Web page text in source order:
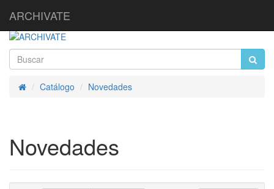
ARCHIVATE
InicioCatálogo Novedades
Novedades